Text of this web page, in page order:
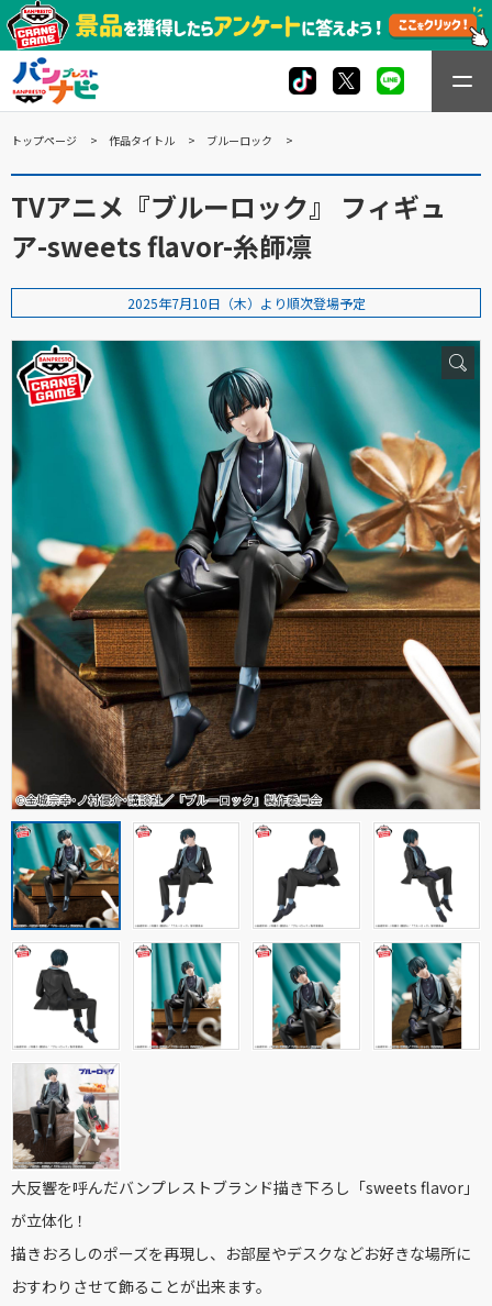
トップページ 作品タイトル ブルーロック
TVアニメ『ブルーロック』 フィギュ
ア-sweets flavor-糸師凛
2025年7月10日（木）より順次登場予定
大反響を呼んだバンプレストブランド描き下ろし「sweets flavor」
が立体化！
描きおろしのポーズを再現し、お部屋やデスクなどお好きな場所に
おすわりさせて飾ることが出来ます。